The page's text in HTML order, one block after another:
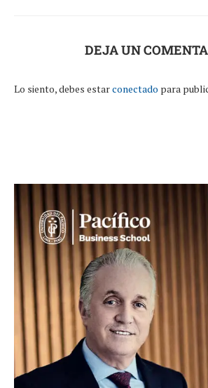
DEJA UN
Lo siento, debes estarconectado para